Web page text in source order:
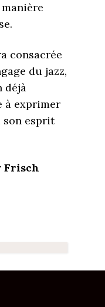
consacrée
du jazz,
déjà
à exprimer
son esprit
Frisch